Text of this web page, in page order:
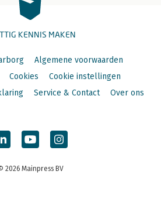
KENNIS MAKEN
Algemene voorwaarden
Cookies
Cookie instellingen
Service & Contact Over ons
2026 Mainpress BV